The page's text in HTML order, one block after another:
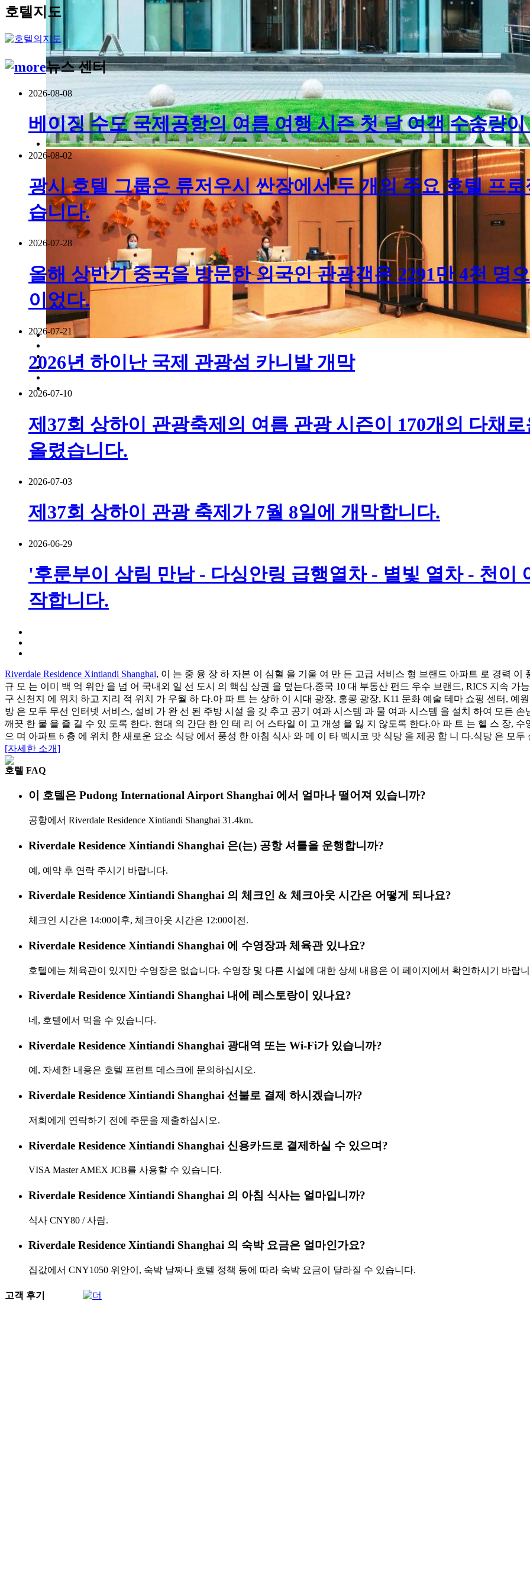
호텔지도
뉴스 센터
2026-08-08
베이징 수도 국제공항의 여름 여행 시즌 첫 달 여객 수송량
2026-08-02
광시 호텔 그룹은 류저우시 싼장에서 두 개의 주요 호텔 프
습니다.
2026-07-28
올해 상반기 중국을 방문한 외국인 관광객은 2291만 4천 명
이었다.
2026-07-21
2026년 하이난 국제 관광섬 카니발 개막
2026-07-10
제37회 상하이 관광축제의 여름 관광 시즌이 170개의 다채
올렸습니다.
2026-07-03
제37회 상하이 관광 축제가 7월 8일에 개막합니다.
2026-06-29
'후룬부이 삼림 만남 - 다싱안링 급행열차 - 별빛 열차 - 천이
작합니다.
Riverdale Residence Xintiandi Shanghai, 이 는 중 융 장 하 자본 이 심혈 을 기울 여 만 든 고급 서비스 형 브랜드 아파트 로 경력
규 모 는 이미 백 억 위안 을 넘 어 국내외 일 선 도시 의 핵심 상권 을 덮는다.중국 10 대 부동산 펀드 우수 브랜드, RICS 지속 가
구 신천지 에 위치 하고 지리 적 위치 가 우월 하 다.아 파 트 는 상하 이 시대 광장, 홍콩 광장, K11 문화 예술 테마 쇼핑 센터, 예
방 은 모두 무선 인터넷 서비스, 설비 가 완 선 된 주방 시설 을 갖 추고 공기 여과 시스템 과 물 여과 시스템 을 설치 하여 모든
깨끗 한 물 을 즐 길 수 있 도록 한다. 현대 의 간단 한 인 테 리 어 스타일 이 고 개성 을 잃 지 않도록 한다.아 파 트 는 헬 스 장,
으 며 아파트 6 층 에 위치 한 새로운 요소 식당 에서 풍성 한 아침 식사 와 메 이 타 멕시코 맛 식당 을 제공 합 니 다.식당 은 모
[자세한 소개]
호텔 FAQ
이 호텔은 Pudong International Airport Shanghai 에서 얼마나 떨어져 있습니까?
공항에서 Riverdale Residence Xintiandi Shanghai 31.4km.
Riverdale Residence Xintiandi Shanghai 은(는) 공항 셔틀을 운행합니까?
예, 예약 후 연락 주시기 바랍니다.
Riverdale Residence Xintiandi Shanghai 의 체크인 & 체크아웃 시간은 어떻게 되나요?
체크인 시간은 14:00이후, 체크아웃 시간은 12:00이전.
Riverdale Residence Xintiandi Shanghai 에 수영장과 체육관 있나요?
호텔에는 체육관이 있지만 수영장은 없습니다. 수영장 및 다른 시설에 대한 상세 내용은 이 페이지에서 확인하시기 바랍
Riverdale Residence Xintiandi Shanghai 내에 레스토랑이 있나요?
네, 호텔에서 먹을 수 있습니다.
Riverdale Residence Xintiandi Shanghai 광대역 또는 Wi-Fi가 있습니까?
예, 자세한 내용은 호텔 프런트 데스크에 문의하십시오.
Riverdale Residence Xintiandi Shanghai 선불로 결제 하시겠습니까?
저희에게 연락하기 전에 주문을 제출하십시오.
Riverdale Residence Xintiandi Shanghai 신용카드로 결제하실 수 있으며?
VISA Master AMEX JCB를 사용할 수 있습니다.
Riverdale Residence Xintiandi Shanghai 의 아침 식사는 얼마입니까?
식사 CNY80 / 사람.
Riverdale Residence Xintiandi Shanghai 의 숙박 요금은 얼마인가요?
집값에서 CNY1050 위안이, 숙박 날짜나 호텔 정책 등에 따라 숙박 요금이 달라질 수 있습니다.
고객 후기